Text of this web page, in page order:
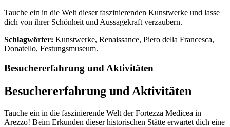
Tauche ein in die Welt dieser faszinierenden Kunstwerke und lasse
dich von ihrer Schönheit und Aussagekraft verzaubern.
Schlagwörter: Kunstwerke, Renaissance, Piero della Francesca,
Donatello, Festungsmuseum.
Besuchererfahrung und Aktivitäten
Besuchererfahrung und Aktivitäten
Tauche ein in die faszinierende Welt der Fortezza Medicea in
Arezzo! Beim Erkunden dieser historischen Stätte erwartet dich eine